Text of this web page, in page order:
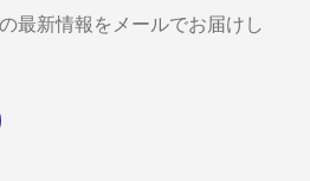
最新情報をメールでお届けし